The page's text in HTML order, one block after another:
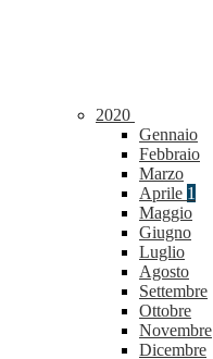
2020
Gennaio
Febbraio
Marzo
Aprile 1
Maggio
Giugno
Luglio
Agosto
Settembre
Ottobre
Novembre
Dicembre